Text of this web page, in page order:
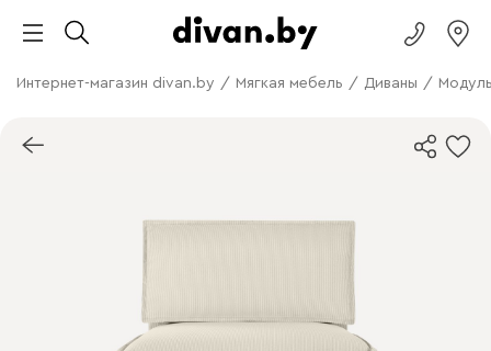
Интернет-магазин divan.by / Мягкая мебель / Диваны /